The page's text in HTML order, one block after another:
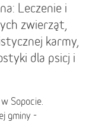
Leczenie i
zwierząt,
karmy,
dla psicj i
Sopocie.
gminy -